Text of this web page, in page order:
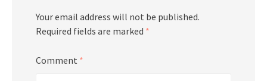
Your email address will not be published.
Required fields are marked *
Comment *